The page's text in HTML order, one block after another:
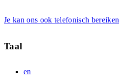
Je kan ons ook telefonisch bereiken
Taal
en